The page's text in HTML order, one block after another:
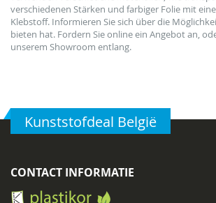
verschiedenen Stärken und farbiger Folie mit
Klebstoff. Informieren Sie sich überdie
bieten hat. Fordern Sie online ein Angebot an
unserem Showroom entlang.
Kunststofdeal België
CONTACT INFORMATIE